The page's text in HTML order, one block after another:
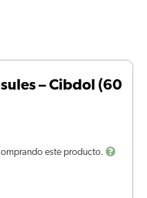
– Cibdol (60
este producto.